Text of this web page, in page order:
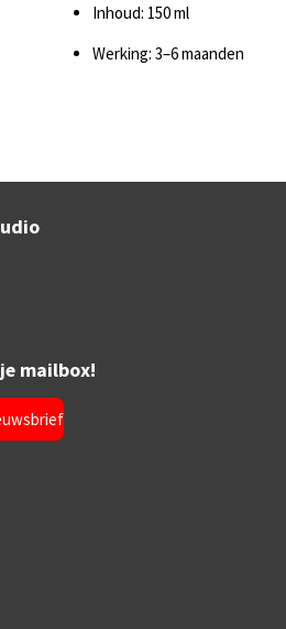
Inhoud: 150 ml
Werking: 3–6 maanden
mailbox!